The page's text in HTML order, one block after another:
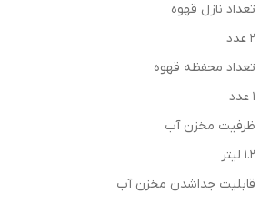
تعداد نازل قهوه
2 عدد
تعداد محفظه قهوه
1 عدد
ظرفیت مخزن آب
1.2 لیتر
قابلیت جداشدن مخزن آب